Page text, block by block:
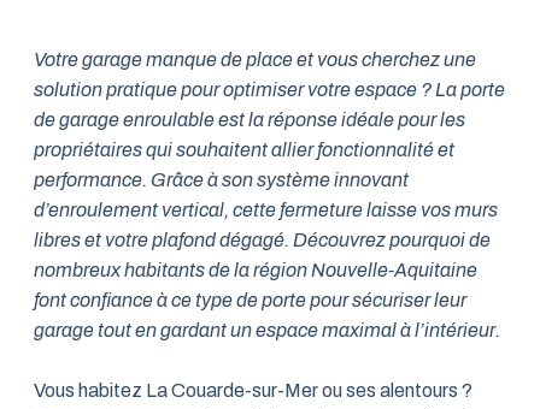
Votre garage manque de place et vous cherchez une
solution pratique pour optimiser votre espace ? La porte
de garage enroulable est la réponse idéale pour les
propriétaires qui souhaitent allier fonctionnalité et
performance. Grâce à son système innovant
d’enroulement vertical, cette fermeture laisse vos murs
libres et votre plafond dégagé. Découvrez pourquoi de
nombreux habitants de la région Nouvelle-Aquitaine
font confiance à ce type de porte pour sécuriser leur
garage tout en gardant un espace maximal à l’intérieur.
Vous habitez La Couarde-sur-Mer ou ses alentours ?